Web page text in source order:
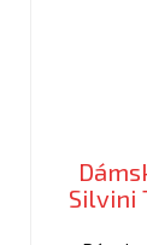
Silvini